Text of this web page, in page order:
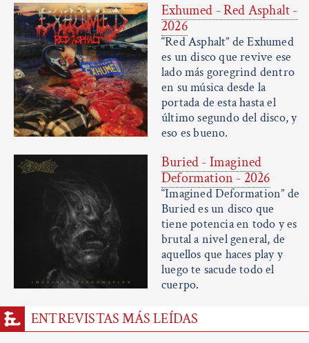
Exhumed - Red Asphalt -
2026
“Red Asphalt” de Exhumed
es un disco que revive ese
lado más goregrind dentro
en su música desde la
portada de esta hasta el
último segundo del disco, y
eso es bueno.
Buried - Imagined
Deformation - 2026
“Imagined Deformation” de
Buried es un disco que
tiene potencia en todo y es
brutal a nivel general, de
aquellos que haces play y
luego te sacude todo el
cuerpo.
ENTREVISTAS MÁS LEÍDAS